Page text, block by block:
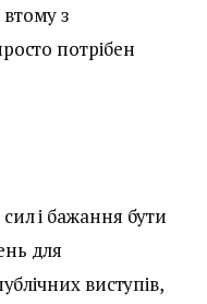
з
потрібен
і бажання бути
для
виступів,